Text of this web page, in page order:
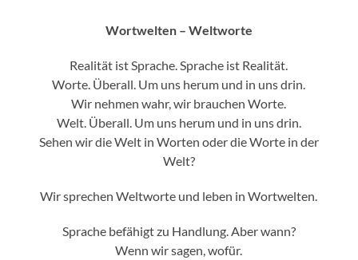
Wortwelten – Weltworte
Realität ist Sprache. Sprache ist Realität.
Worte. Überall. Um uns herum und in uns drin.
Wir nehmen wahr, wir brauchen Worte.
Welt. Überall. Um uns herum und in uns drin.
Sehen wir die Welt in Worten oder die Worte in der
Welt?
Wir sprechen Weltworte und leben in Wortwelten.
Sprache befähigt zu Handlung. Aber wann?
Wenn wir sagen, wofür.